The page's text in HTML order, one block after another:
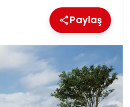
Paylaş